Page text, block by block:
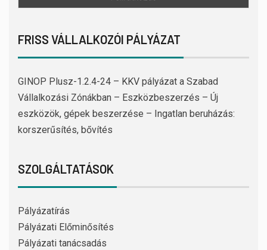
FRISS VÁLLALKOZÓI PÁLYÁZAT
GINOP Plusz-1.2.4-24 – KKV pályázat a Szabad
Vállalkozási Zónákban – Eszközbeszerzés – Új
eszközök, gépek beszerzése – Ingatlan beruházás:
korszerűsítés, bővítés
SZOLGÁLTATÁSOK
Pályázatírás
Pályázati Előminősítés
Pályázati tanácsadás